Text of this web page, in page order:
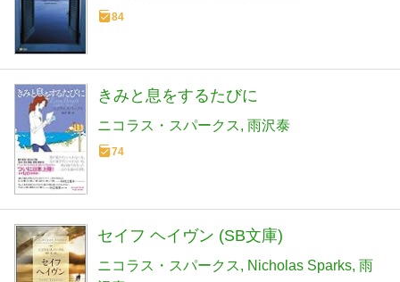
84
きみと息をするたびに
ニコラス・スパークス 雨沢泰
74
セイフ ヘイヴン (SB文庫)
ニコラス・スパークス Nicholas Sparks 雨